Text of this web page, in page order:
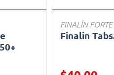
FINALÍN FORTE
Finalin
Precio